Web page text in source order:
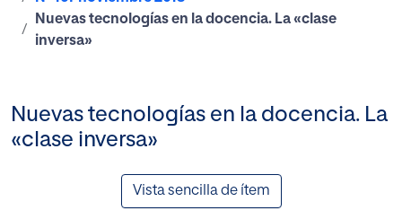
Nuevas tecnologías en la docencia. La «clase
inversa»
Nuevas tecnologías en la docencia. La
«clase inversa»
Vista sencilla de ítem